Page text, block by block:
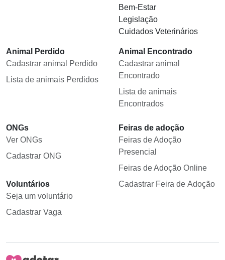
Bem-Estar
Legislação
Cuidados Veterinários
Animal Perdido
Cadastrar animal Perdido
Lista de animais Perdidos
Animal Encontrado
Cadastrar animal
Encontrado
Lista de animais
Encontrados
ONGs
Ver ONGs
Cadastrar ONG
Voluntários
Seja um voluntário
Cadastrar Vaga
Feiras de adoção
Feiras de Adoção
Presencial
Feiras de Adoção Online
Cadastrar Feira de Adoção